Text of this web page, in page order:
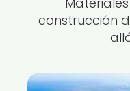
construcción